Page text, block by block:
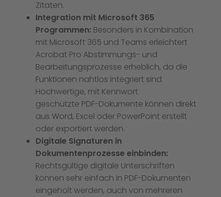
Zitaten.
Integration mit Microsoft 365
Programmen: Besonders in Kombination
mit Microsoft 365 und Teams erleichtert
Acrobat Pro Abstimmungs- und
Bearbeitungsprozesse erheblich, da die
Funktionen nahtlos integriert sind.
Hochwertige, mit Kennwort
geschützte PDF-Dokumente können direkt
aus Word, Excel oder PowerPoint erstellt
oder exportiert werden.
Digitale Signaturen in
Dokumentenprozesse einbinden:
Rechtsgültige digitale Unterschriften
können sehr einfach in PDF-Dokumenten
eingeholt werden, auch von mehreren